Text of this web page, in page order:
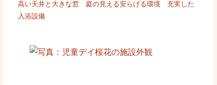
高い天井と大きな窓 庭の見える安らげる環境 充実した
入浴設備